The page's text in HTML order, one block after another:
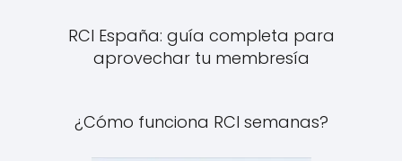
RCI España: guía completa para
aprovechar tu membresía
¿Cómo funciona RCI semanas?